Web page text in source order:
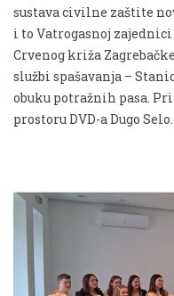
sustava civilne zaštite
i to Vatrogasnoj
Crvenog križa
službi spašavanja –
obuku potražnih pasa.
prostoru DVD-a Dugo